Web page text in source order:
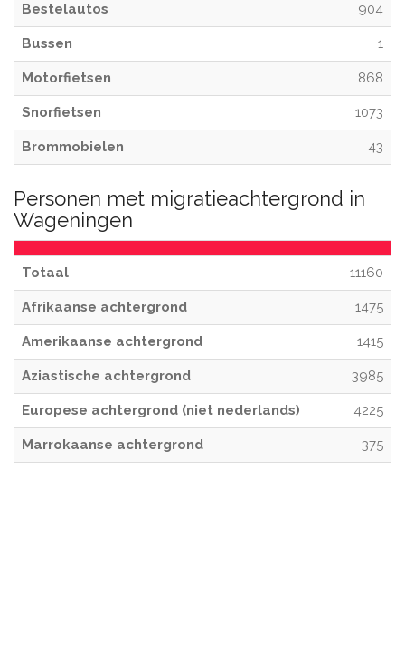
Bestelautos 904
Bussen 1
Motorfietsen 868
Snorfietsen 1073
Brommobielen 43
Personen met migratieachtergrond in
Wageningen
Totaal 11160
Afrikaanse achtergrond 1475
Amerikaanse achtergrond 1415
Aziastische achtergrond 3985
Europese achtergrond (niet nederlands) 4225
Marrokaanse achtergrond 375